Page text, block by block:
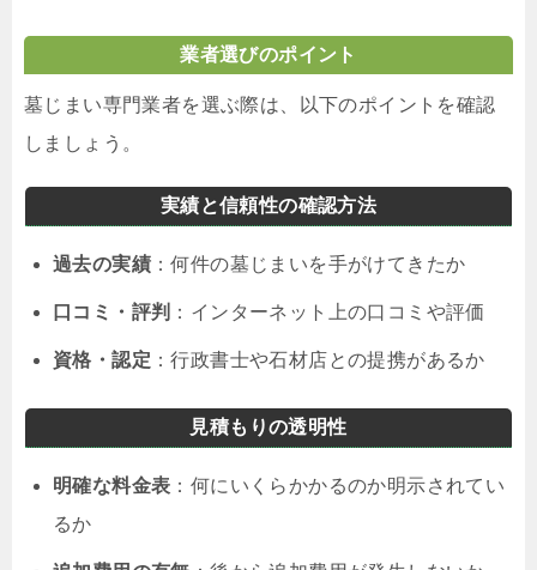
業者選びのポイント
墓じまい専門業者を選ぶ際は、以下のポイントを確認
しましょう。
実績と信頼性の確認方法
過去の実績 ：何件の墓じまいを手がけてきたか
口コミ・評判 ：インターネット上の口コミや評価
資格・認定 ：行政書士や石材店との提携があるか
見積もりの透明性
明確な料金表 ：何にいくらかかるのか明示されてい
るか